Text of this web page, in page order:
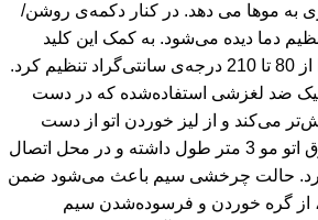
به موها می دهد. در کنار دکمه‌ی روشن/
دما دیده می‌شود. به کمک این کلید
می‌توان دمای صفحات را از 80 تا 210 درجه‌ی سانتی‌گراد تنظیم کرد.
ضد لغزشی استفاده‌شده که در دست
می‌کند و از لیز خوردن اتو از دست
جلوگیری می‌کند. سیم برق اتو مو 3 متر طول داشته و در محل اتصال
حالت چرخشی سیم باعث می‌شود ضمن
از گره خوردن و فرسوده‌شدن سیم